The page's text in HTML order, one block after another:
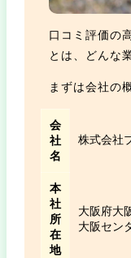
口コミ評価の
とは、どんな
まずは会社の
会
社
名
株式会社
本
社
所
在
地
大阪府大
大阪セン